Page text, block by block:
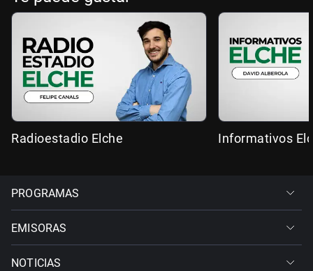
Radioestadio Elche Informativos
PROGRAMAS
EMISORAS
NOTICIAS